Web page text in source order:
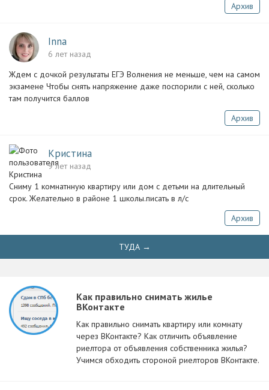
Архив
Inna
6 лет назад
Ждем с дочкой результаты ЕГЭ‍ Волнения не меньше, чем на самом
экзамене Чтобы снять напряжение даже поспорили с ней, сколько
там получится баллов
Архив
Кристина
9 лет назад
Сниму 1 комнатнную квартиру или дом с детьми на длительный
срок. Желательно в районе 1 школы.писать в л/с
Архив
ТУДА →
Как правильно снимать жилье
ВКонтакте
Как правильно снимать квартиру или комнату
через ВКонтакте? Как отличить объявление
риелтора от объявления собственника жилья?
Учимся обходить стороной риелторов ВКонтакте.